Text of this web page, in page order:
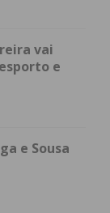
vai
e
e Sousa